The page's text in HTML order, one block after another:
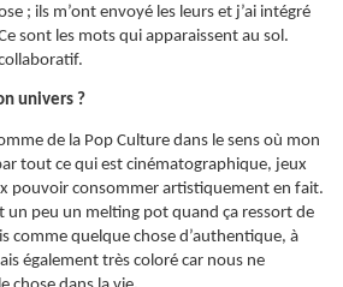
; ils m’ont envoyé les leurs et j’ai intégré
sont les mots qui apparaissent au sol.
univers ?
de la Pop Culture dans le sens où mon
tout ce qui est cinématographique, jeux
pouvoir consommer artistiquement en fait.
un peu un melting pot quand ça ressort de
comme quelque chose d’authentique, à
également très coloré car nous ne